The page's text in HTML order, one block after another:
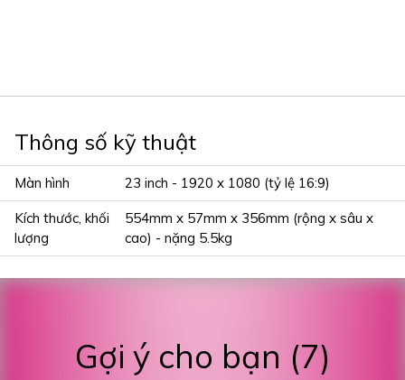
Thông số kỹ thuật
Màn hình 23 inch - 1920 x 1080 (tỷ lệ 16:9)
Kích thước, khối
lượng
554mm x 57mm x 356mm (rộng x sâu x
cao) - nặng 5.5kg
Gợi ý cho bạn (7)